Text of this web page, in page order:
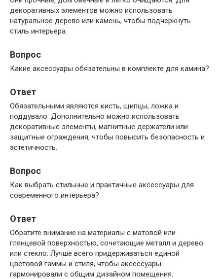
декоративных элементов можно использовать
натуральное дерево или камень, чтобы подчеркнуть
стиль интерьера.
Вопрос
Какие аксессуары обязательны в комплекте для камина?
Ответ
Обязательными являются кисть, щипцы, ложка и
поддувало. Дополнительно можно использовать
декоративные элементы, магнитные держатели или
защитные ограждения, чтобы повысить безопасность и
эстетичность.
Вопрос
Как выбрать стильные и практичные аксессуары для
современного интерьера?
Ответ
Обратите внимание на материалы с матовой или
глянцевой поверхностью, сочетающие металл и дерево
или стекло. Лучше всего придерживаться единой
цветовой гаммы и стиля, чтобы аксессуары
гармонировали с общим дизайном помещения.